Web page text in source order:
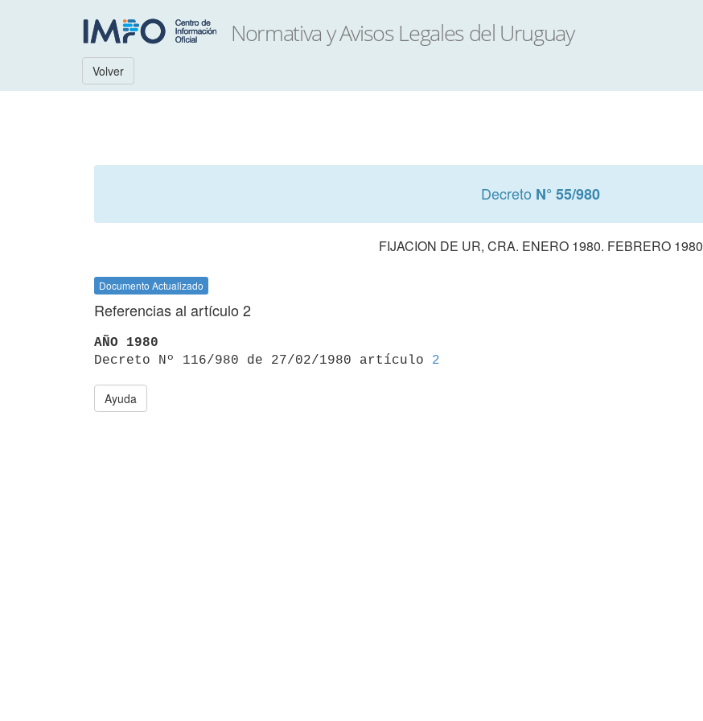
Volver
Decreto N° 55/980
FIJACION DE UR, CRA. ENERO 1980. FEBRERO 1980
Documento Actualizado
Referencias al artículo 2
AÑO 1980
Decreto Nº 116/980 de 27/02/1980 artículo 2
Ayuda